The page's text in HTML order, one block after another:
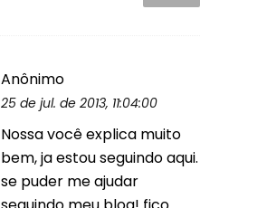
Anônimo
25 de jul. de 2013, 11:04:00
Nossa você explica muito
bem, ja estou seguindo aqui.
se puder me ajudar